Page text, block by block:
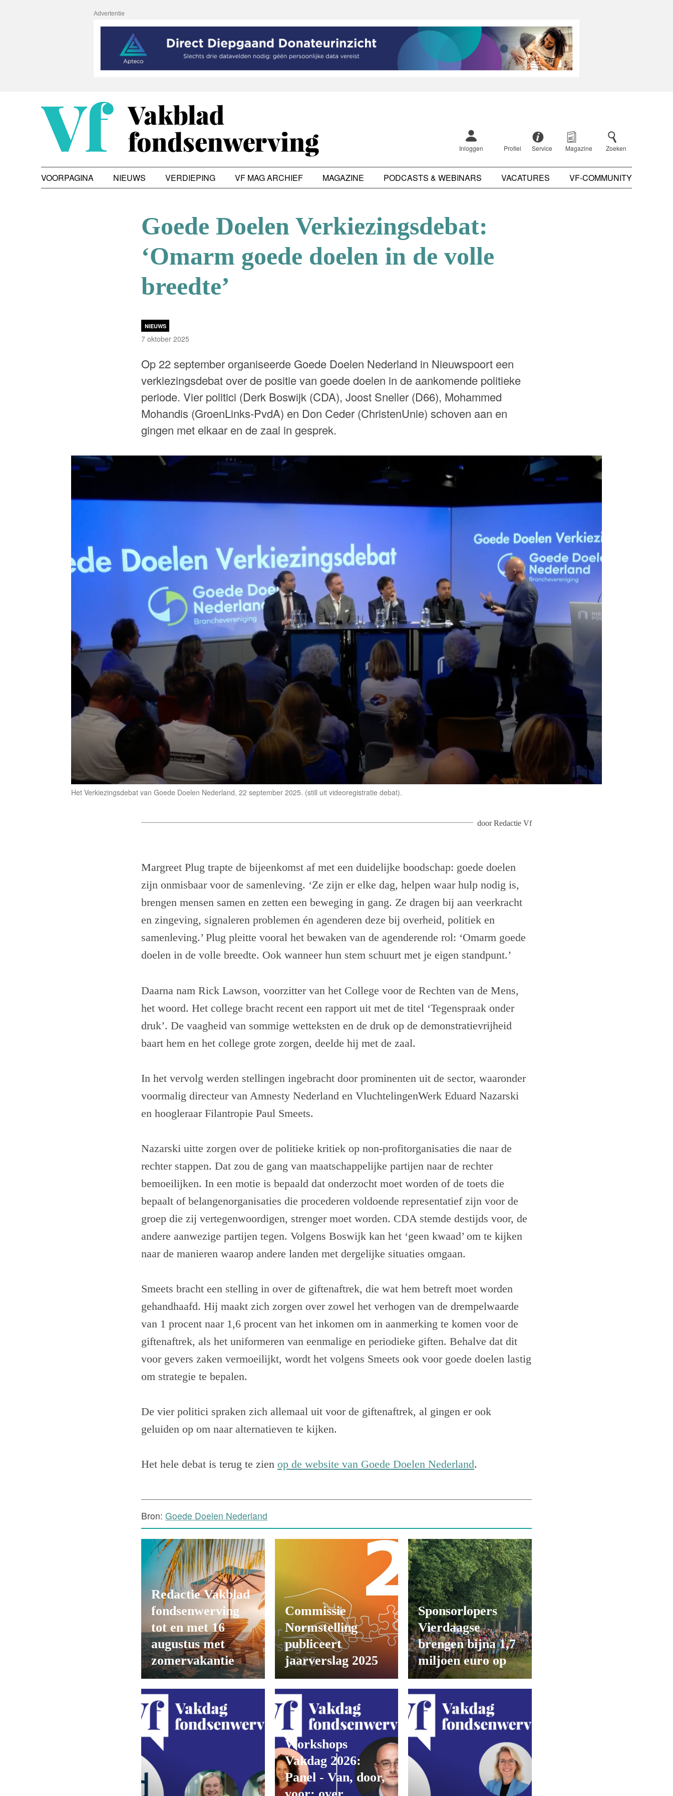
Advertentie
Inloggen Profiel Service Magazine Zoeken
VOORPAGINA NIEUWS VERDIEPING VF MAG ARCHIEF MAGAZINE PODCASTS & WEBINARS VACATURES VF-COMMUNITY
Goede Doelen Verkiezingsdebat:
‘Omarm goede doelen in de volle
breedte’
NIEUWS
7 oktober 2025
Op 22 september organiseerde Goede Doelen Nederland in Nieuwspoort een
verkiezingsdebat over de positie van goede doelen in de aankomende politieke
periode. Vier politici (Derk Boswijk (CDA), Joost Sneller (D66), Mohammed
Mohandis (GroenLinks-PvdA) en Don Ceder (ChristenUnie) schoven aan en
gingen met elkaar en de zaal in gesprek.
Het Verkiezingsdebat van Goede Doelen Nederland, 22 september 2025. (still uit videoregistratie debat).
doorRedactie Vf
Margreet Plug trapte de bijeenkomst af met een duidelijke boodschap: goede doelen
zijn onmisbaar voor de samenleving. ‘Ze zijn er elke dag, helpen waar hulp nodig is,
brengen mensen samen en zetten een beweging in gang. Ze dragen bij aan veerkracht
en zingeving, signaleren problemen én agenderen deze bij overheid, politiek en
samenleving.’ Plug pleitte vooral het bewaken van de agenderende rol: ‘Omarm goede
doelen in de volle breedte. Ook wanneer hun stem schuurt met je eigen standpunt.’
Daarna nam Rick Lawson, voorzitter van het College voor de Rechten van de Mens,
het woord. Het college bracht recent een rapport uit met de titel ‘Tegenspraak onder
druk’. De vaagheid van sommige wetteksten en de druk op de demonstratievrijheid
baart hem en het college grote zorgen, deelde hij met de zaal.
In het vervolg werden stellingen ingebracht door prominenten uit de sector, waaronder
voormalig directeur van Amnesty Nederland en VluchtelingenWerk Eduard Nazarski
en hoogleraar Filantropie Paul Smeets.
Nazarski uitte zorgen over de politieke kritiek op non-profitorganisaties die naar de
rechter stappen. Dat zou de gang van maatschappelijke partijen naar de rechter
bemoeilijken. In een motie is bepaald dat onderzocht moet worden of de toets die
bepaalt of belangenorganisaties die procederen voldoende representatief zijn voor de
groep die zij vertegenwoordigen, strenger moet worden. CDA stemde destijds voor, de
andere aanwezige partijen tegen. Volgens Boswijk kan het ‘geen kwaad’ om te kijken
naar de manieren waarop andere landen met dergelijke situaties omgaan.
Smeets bracht een stelling in over de giftenaftrek, die wat hem betreft moet worden
gehandhaafd. Hij maakt zich zorgen over zowel het verhogen van de drempelwaarde
van 1 procent naar 1,6 procent van het inkomen om in aanmerking te komen voor de
giftenaftrek, als het uniformeren van eenmalige en periodieke giften. Behalve dat dit
voor gevers zaken vermoeilijkt, wordt het volgens Smeets ook voor goede doelen lastig
om strategie te bepalen.
De vier politici spraken zich allemaal uit voor de giftenaftrek, al gingen er ook
geluiden op om naar alternatieven te kijken.
Het hele debat is terug te zien op de website van Goede Doelen Nederland.
Bron: Goede Doelen Nederland
Redactie Vakblad
fondsenwerving
tot en met 16
augustus met
zomervakantie
Commissie
Normstelling
publiceert
jaarverslag 2025
Sponsorlopers
Vierdaagse
brengen bijna 1,7
miljoen euro op
Workshops
Vakdag 2026:
Panel - Van, door,